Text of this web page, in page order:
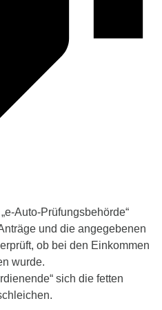
Auto-Prüfungsbehörde“
und die angegebenen
ob bei den Einkommen
wurde.
sich die fetten